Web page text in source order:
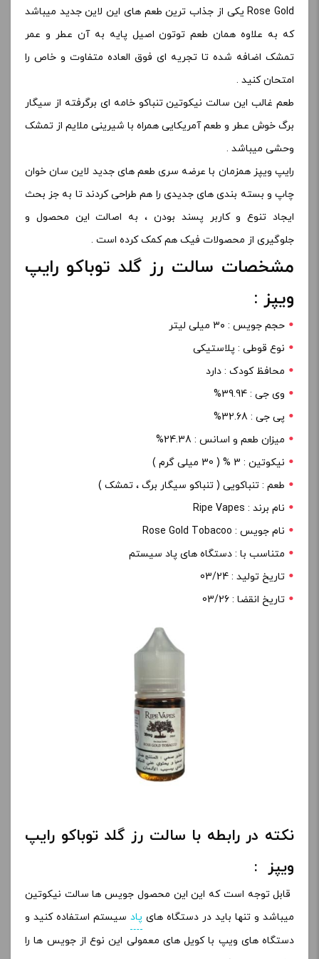
Rose Gold یکی از جذاب ترین طعم های این لاین جدید میباشد
که به علاوه همان طعم توتون اصیل پایه به آن عطر و عمر
تمشک اضافه شده تا تجریه ای فوق العاده متفاوت و خاص را
امتحان کنید .
طعم غالب این سالت نیکوتین تنباکو خامه ای برگرفته از سیگار
برگ خوش عطر و طعم آمریکایی همراه با شیرینی ملایم از تمشک
وحشی میباشد .
رایپ ویپز همزمان با عرضه سری طعم های جدید لاین سان خوان
چاپ و بسته بندی های جدیدی را هم طراحی کردند تا به جز بحث
ایجاد تنوع و کاربر پسند بودن ، به اصالت این محصول و
جلوگیری از محصولات فیک هم کمک کرده است .
مشخصات سالت رز گلد توباکو رایپ
ویپز :
حجم جویس : ۳۰ میلی لیتر
نوع قوطی : پلاستیکی
محافظ کودک : دارد
وی جی : 39.94%
پی جی : 32.68%
میزان طعم و اسانس : 24.38%
نیکوتین : 3 % ( 30 میلی گرم )
طعم : تنباکویی ( تنباکو سیگار برگ ، تمشک )
نام برند : Ripe Vapes
نام جویس : Rose Gold Tobacoo
متناسب با : دستگاه های پاد سیستم
تاریخ تولید : 03/24
تاریخ انقضا : 03/26
نکته در رابطه با سالت رز گلد توباکو رایپ
ویپز :
قابل توجه است که این این محصول جویس ها سالت نیکوتین
میباشد و تنها باید در دستگاه های پاد سیستم استفاده کنید و
دستگاه های ویپ با کویل های معمولی این نوع از جویس ها را